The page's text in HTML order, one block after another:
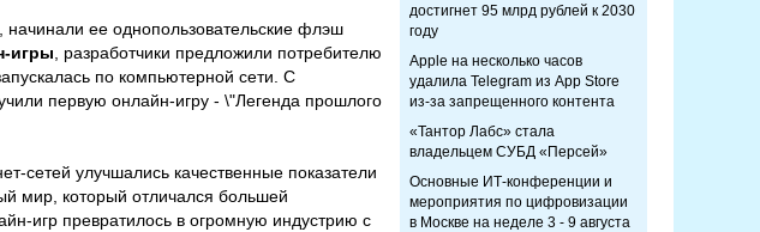
начинали ее однопользовательские флэш
игры , разработчики предложили потребителю
по компьютерной сети. С
первую онлайн-игру - \"Легенда прошлого
сетей улучшались качественные показатели
мир, который отличался большей
игр превратилось в огромную индустрию с
достигнет 95 млрд рублей к 2030
году
Apple на несколько часов
удалила Telegram из App Store
из-за запрещенного контента
«Тантор Лабс» стала
владельцем СУБД «Персей»
Основные ИТ-конференции и
мероприятия по цифровизации
в Москве на неделе 3 - 9 августа